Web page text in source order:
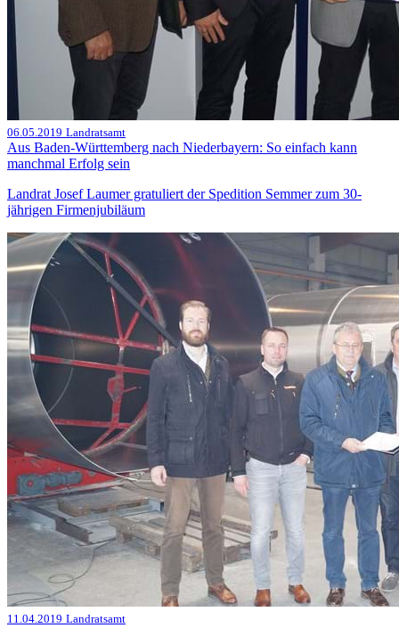
06.05.2019 Landratsamt
Aus Baden-Württemberg nach Niederbayern: So einfach kann
manchmal Erfolg sein
Landrat Josef Laumer gratuliert der Spedition Semmer zum 30-
jährigen Firmenjubiläum
11.04.2019 Landratsamt